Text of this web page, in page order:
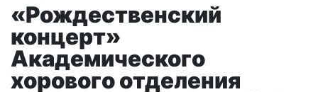
«Рождественский
концерт»
Академического
хорового отделения